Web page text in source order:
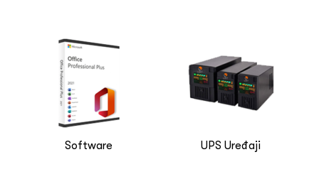
Vivax
VOX
Wacom
WesternSecurity
Software UPS Uređaji